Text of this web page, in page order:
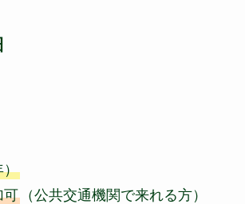
）
可（公共交通機関で来れる方）